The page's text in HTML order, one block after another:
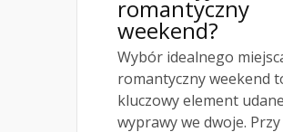
romantyczny
weekend?
Wybór idealnego
romantyczny weekend
kluczowy element
wyprawy we dwoje. Przy